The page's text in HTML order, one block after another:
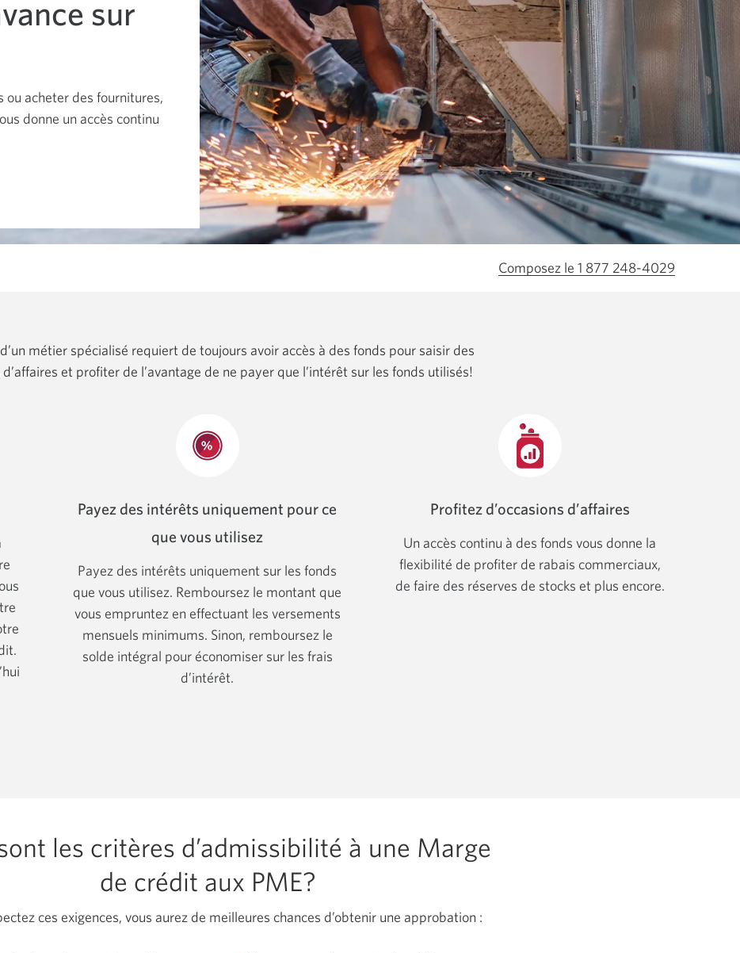
sur
ou acheter des fournitures,
donne un accès continu
Composez le 1 877 248-4029
d’un métier spécialisé requiert de toujours avoir accès à des fonds pour saisir des
d’affaires et profiter de l’avantage de ne payer que l’intérêt sur les fonds utilisés!
Payez des intérêts uniquement pour ce
que vous utilisez
Payez des intérêts uniquement sur les fonds
que vous utilisez. Remboursez le montant que
vous empruntez en effectuant les versements
mensuels minimums. Sinon, remboursez le
solde intégral pour économiser sur les frais
d’intérêt.
Profitez d’occasions d’affaires
Un accès continu à des fonds vous donne la
flexibilité de profiter de rabais commerciaux,
de faire des réserves de stocks et plus encore.
les critères d’admissibilité à une Marge
de crédit aux PME?
ces exigences, vous aurez de meilleures chances d’obtenir une approbation :